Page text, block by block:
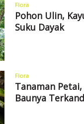
Flora
Pohon Ulin,
Suku Dayak
Flora
Tanaman
Baunya